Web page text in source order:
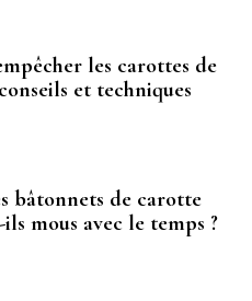
les carottes de
et techniques
bâtonnets de carotte
mous avec le temps ?